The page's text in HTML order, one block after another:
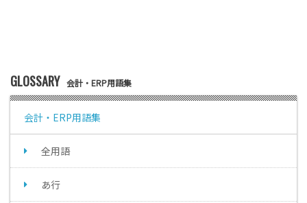
GLOSSARY 会計・ERP用語集
会計・ERP用語集
全用語
あ行